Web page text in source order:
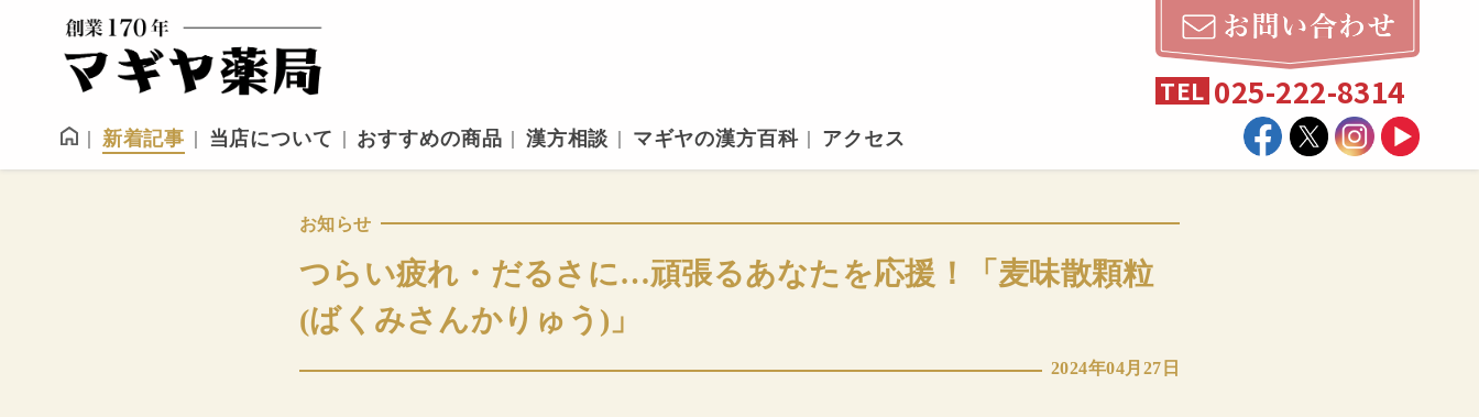
TEL 025-222-8314
新着記事 当店について おすすめの商品 漢方相談 マギヤの漢方百科 アクセス
つらい疲れ・だるさに…頑張るあなたを応援！「麦味散顆粒
(ばくみさんかりゅう)」
お知らせ
2024年04月27日